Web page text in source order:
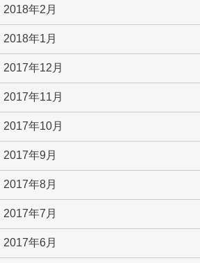
2018年2月
2018年1月
2017年12月
2017年11月
2017年10月
2017年9月
2017年8月
2017年7月
2017年6月